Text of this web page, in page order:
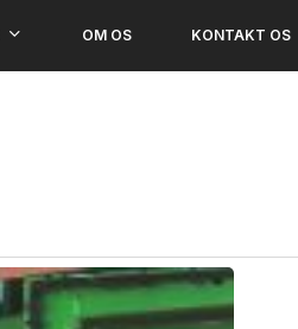
OM OS KONTAKT OS